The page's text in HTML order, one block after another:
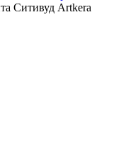
Ситивуд Artkera